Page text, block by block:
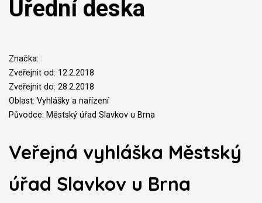
Úřední deska
Značka:
Zveřejnit od: 12.2.2018
Zveřejnit do: 28.2.2018
Oblast: Vyhlášky a nařízení
Původce: Městský úřad Slavkov u Brna
Veřejná vyhláška Městský
úřad Slavkov u Brna